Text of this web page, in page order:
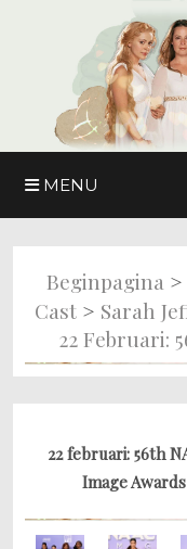
MENU
Beginpagina >
Cast> Sarah
22 Februari:
22 februari: 56th
Image Awards